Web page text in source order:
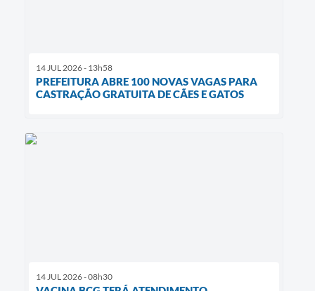
14 JUL 2026 - 13h58
PREFEITURA ABRE 100 NOVAS VAGAS PARA
CASTRAÇÃO GRATUITA DE CÃES E GATOS
14 JUL 2026 - 08h30